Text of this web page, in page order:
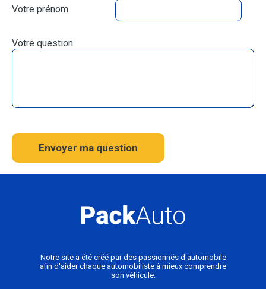
Votre prénom
Votre question
Envoyer ma question
Notre site a été créé par des passionnés d'automobile
afin d'aider chaque automobiliste à mieux comprendre
son véhicule.